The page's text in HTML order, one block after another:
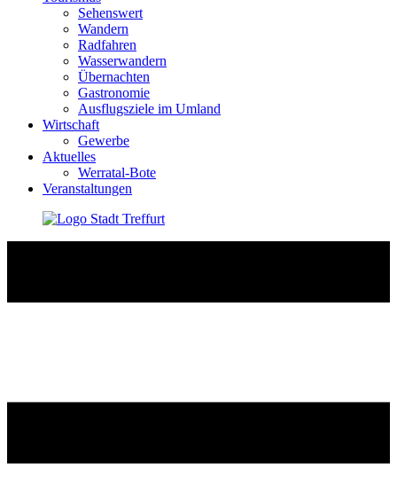
Sehenswert
Wandern
Radfahren
Wasserwandern
Übernachten
Gastronomie
Ausflugsziele im Umland
Wirtschaft
Gewerbe
Aktuelles
Werratal-Bote
Veranstaltungen